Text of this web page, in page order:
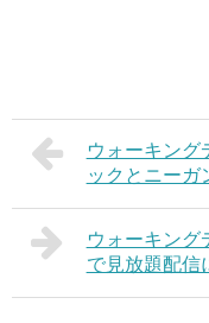
ウォーキング
ックとニーガ
ウォーキング
で見放題配信